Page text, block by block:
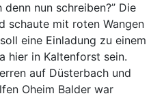
nun schreiben?” Die
schaute mit roten Wangen
eine Einladung zu einem
hier in Kaltenforst sein.
auf Düsterbach und
Oheim Balder war